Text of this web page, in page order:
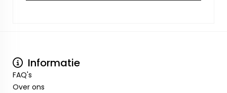
Informatie
FAQ's
Over ons